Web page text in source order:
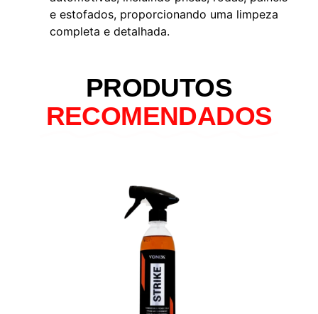
e estofados, proporcionando uma limpeza
completa e detalhada.
PRODUTOS
RECOMENDADOS